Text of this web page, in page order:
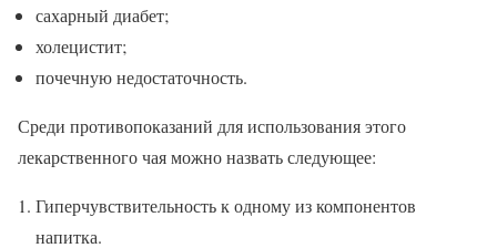
сахарный диабет;
холецистит;
почечную недостаточность.
Среди противопоказаний для использования этого
лекарственного чая можно назвать следующее:
Гиперчувствительность к одному из компонентов
напитка.